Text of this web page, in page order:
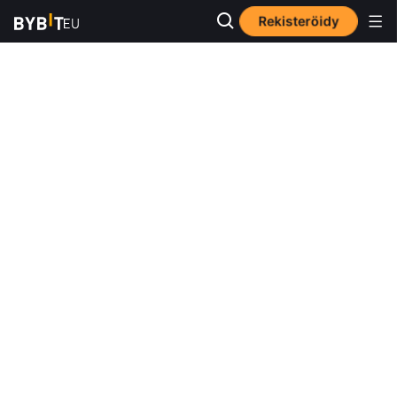
Rekisteröidy